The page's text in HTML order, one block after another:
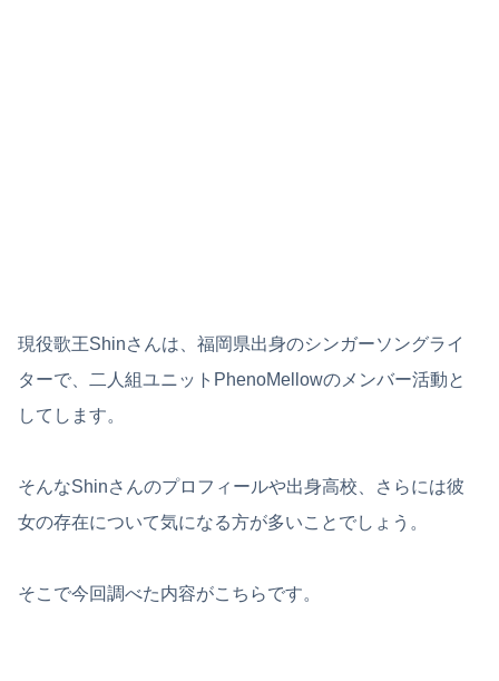
現役歌王Shinさんは、福岡県出身のシンガーソングライ
ターで、二人組ユニットPhenoMellowのメンバー活動と
してします。
そんなShinさんのプロフィールや出身高校、さらには彼
女の存在について気になる方が多いことでしょう。
そこで今回調べた内容がこちらです。